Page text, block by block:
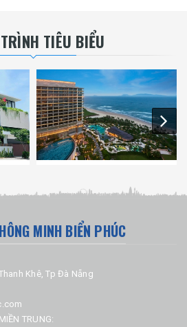
TIÊU BIỂU
MINH BIỂN PHÚC
Khê, Tp Đà Nẵng
TRUNG: